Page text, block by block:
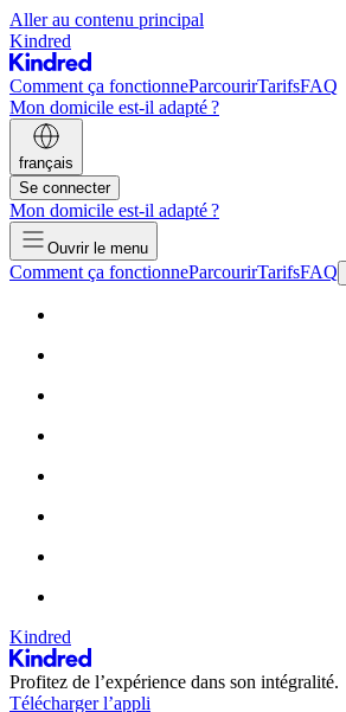
Aller au contenu principal
Kindred
Comment ça fonctionneParcourirTarifsFAQ
Mon domicile est-il adapté ?
français
Se connecter
Mon domicile est-il adapté ?
Ouvrir le menu
Comment ça fonctionneParcourirTarifsFAQ
Kindred
Profitez de l’expérience dans son intégralité.
Télécharger l’appli